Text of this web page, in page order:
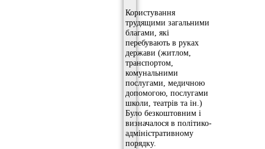
Користування
трудящими загальними
благами, які
перебувають в руках
держави (житлом,
транспортом,
комунальними
послугами, медичною
допомогою, послугами
школи, театрів та ін.)
Було безкоштовним і
визначалося в політико-
адміністративному
порядку.